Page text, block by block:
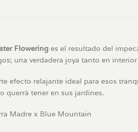
Flowering es el resultado del
una verdadera joya tanto en
efecto relajante ideal para esos
querrá tener en sus jardines.
Madre x Blue Mountain